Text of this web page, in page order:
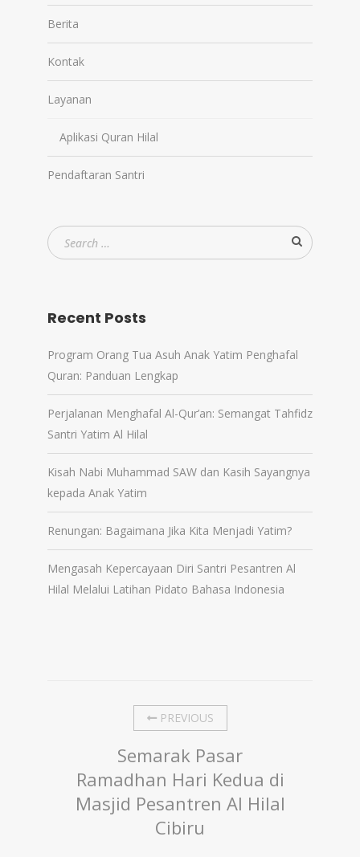
Berita
Kontak
Layanan
Aplikasi Quran Hilal
Pendaftaran Santri
Recent Posts
Program Orang Tua Asuh Anak Yatim Penghafal
Quran: Panduan Lengkap
Perjalanan Menghafal Al-Qur’an: Semangat Tahfidz
Santri Yatim Al Hilal
Kisah Nabi Muhammad SAW dan Kasih Sayangnya
kepada Anak Yatim
Renungan: Bagaimana Jika Kita Menjadi Yatim?
Mengasah Kepercayaan Diri Santri Pesantren Al
Hilal Melalui Latihan Pidato Bahasa Indonesia
PREVIOUS
Semarak Pasar
Ramadhan Hari Kedua di
Masjid Pesantren Al Hilal
Cibiru